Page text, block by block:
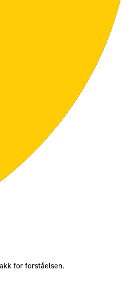
for forståelsen.